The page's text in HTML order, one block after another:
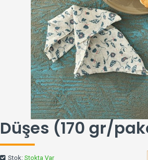
Düşes (170 gr/
Stok: Stokta Var